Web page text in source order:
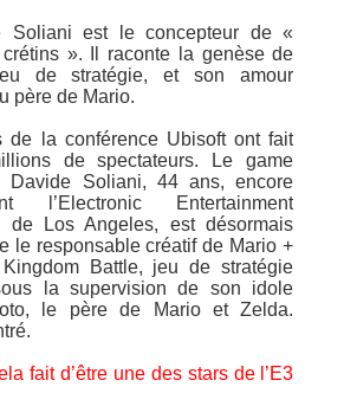
Soliani est le concepteur de «
». Il raconte la genèse de
de stratégie, et son amour
père de Mario.
de la conférence Ubisoft ont fait
de spectateurs. Le game
Davide Soliani, 44 ans, encore
l’Electronic Entertainment
de Los Angeles, est désormais
le responsable créatif de Mario +
Battle, jeu de stratégie
la supervision de son idole
le père de Mario et Zelda.
fait d’être une des stars de l’E3